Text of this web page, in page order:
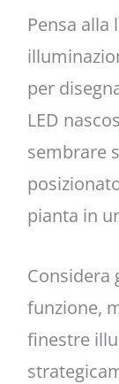
Pensa alla
per
LED
sembrare
pianta in
Considera
funzione,
finestre